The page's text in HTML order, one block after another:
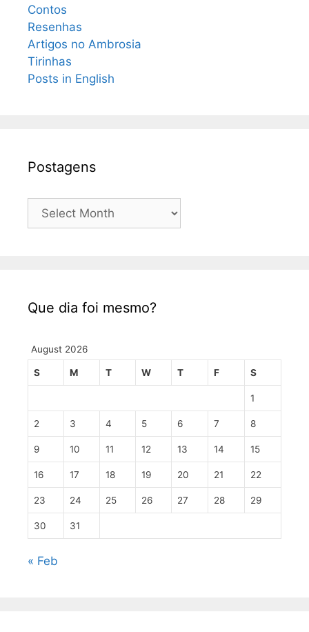
Contos
Resenhas
Artigos no Ambrosia
Tirinhas
Posts in English
Postagens
Postagens
Que dia foi mesmo?
August 2026
S M T W T F S
1
2 3 4 5 6 7 8
9 10 11 12 13 14 15
16 17 18 19 20 21 22
23 24 25 26 27 28 29
30 31
« Feb